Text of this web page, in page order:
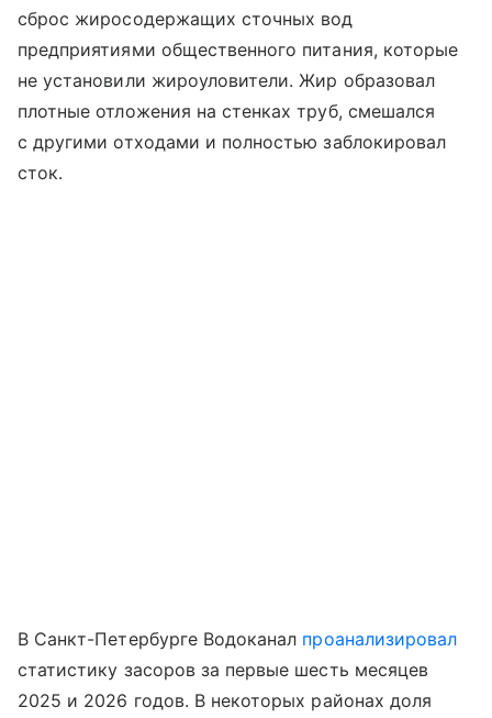
сброс жиросодержащих сточных вод
предприятиями общественного питания, которые
не установили жироуловители. Жир образовал
плотные отложения на стенках труб, смешался
с другими отходами и полностью заблокировал
сток.
В Санкт-Петербурге Водоканал проанализировал
статистику засоров за первые шесть месяцев
2025 и 2026 годов. В некоторых районах доля